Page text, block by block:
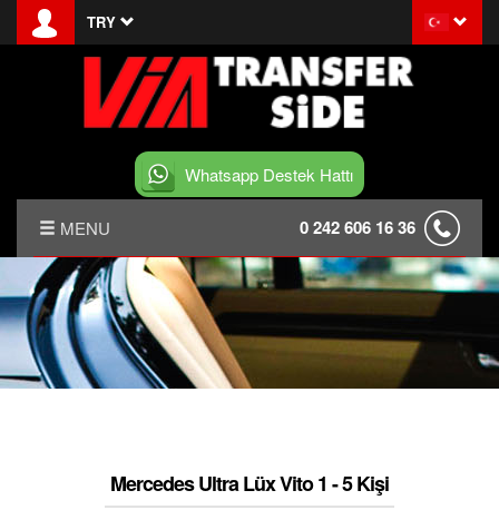
TRY
Whatsapp Destek Hattı
MENU 0 242 606 16 36
ANASAYFA
HAKKIMIZDA
HABERLER
S.S.S.
Mercedes Ultra Lüx Vito 1 - 5 Kişi